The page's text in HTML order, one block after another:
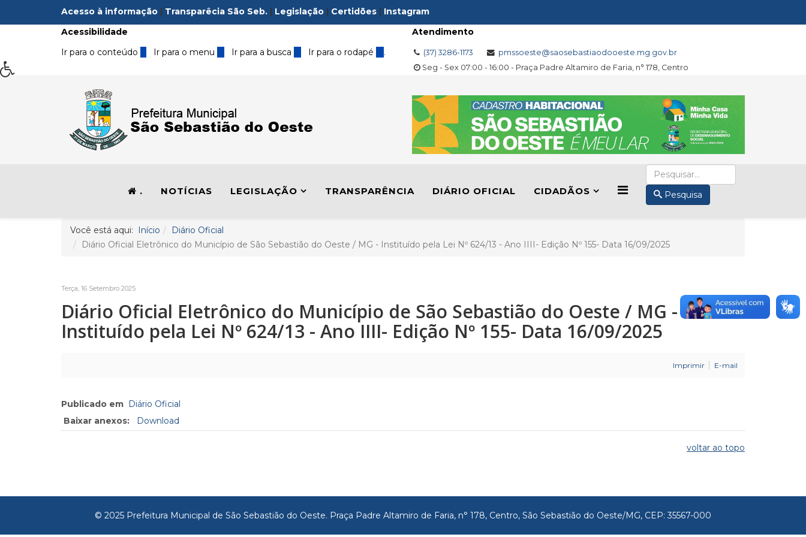
Acesso à informação | Transparêcia São Seb. | Legislação | Certidões | Instagram
Acessibilidade
Ir para o conteúdo 1 Ir para o menu 2 Ir para a busca3 Ir para o rodapé 4 .
Atendimento
(37) 3286-1173
pmssoeste@saosebastiaodooeste.mg.gov.br
Seg - Sex 07:00 - 16:00 - Praça Padre Altamiro de Faria, n° 178, Centro
. NOTÍCIAS LEGISLAÇÃO TRANSPARÊNCIA DIÁRIO OFICIAL CIDADÃOS Pesquisa
Você está aqui: Início
Diário Oficial
Diário Oficial Eletrônico do Município de São Sebastião do Oeste / MG - Instituído pela Lei Nº 624/13 - Ano IIII- Edição Nº 155- Data 16/09/2025
Terça, 16 Setembro 2025
Diário Oficial Eletrônico do Município de São Sebastião do Oeste / MG -
Instituído pela Lei Nº 624/13 - Ano IIII- Edição Nº 155- Data 16/09/2025
Imprimir E-mail
Publicado em Diário Oficial
Baixar anexos:
Download
voltar ao topo
© 2025 Prefeitura Municipal de São Sebastião do Oeste. Praça Padre Altamiro de Faria, n° 178, Centro, São Sebastião do Oeste/MG, CEP: 35567-000